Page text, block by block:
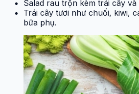
Salad rau trộn kèm trái cây và
Trái cây tươi như chuối, kiwi,
bữa phụ.